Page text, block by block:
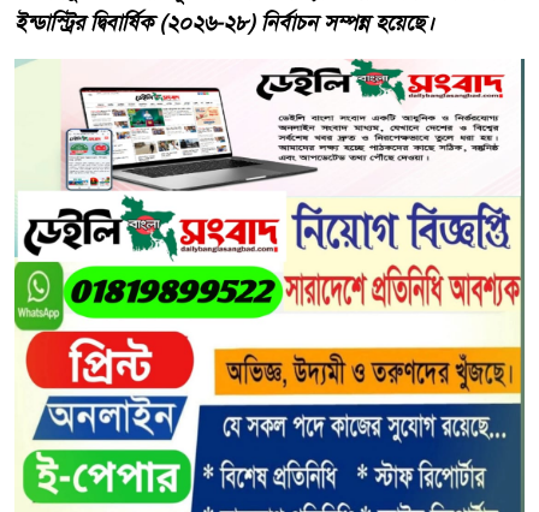
ইন্ডাস্ট্রির দ্বিবার্ষিক (২০২৬-২৮) নির্বাচন সম্পন্ন হয়েছে।